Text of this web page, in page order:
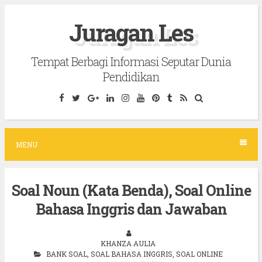
c
Juragan Les
Tempat Berbagi Informasi Seputar Dunia
Pendidikan
MENU
Soal Noun (Kata Benda), Soal Online
Bahasa Inggris dan Jawaban
KHANZA AULIA
BANK SOAL, SOAL BAHASA INGGRIS SOAL ONLINE